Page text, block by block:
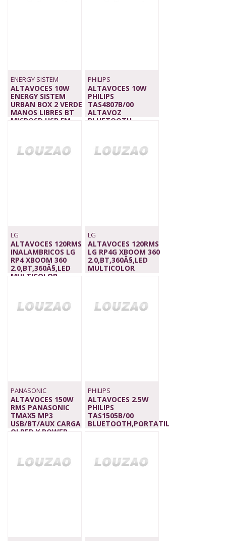
ENERGY SISTEM
ALTAVOCES 10W
ENERGY SISTEM
URBAN BOX 2 VERDE
MANOS LIBRES BT
MICROSD USB FM
PHILIPS
ALTAVOCES 10W
PHILIPS
TAS4807B/00
ALTAVOZ
BLUETOOTH,
LG
ALTAVOCES 120RMS
INALAMBRICOS LG
RP4 XBOOM 360
2.0,BT,360Â§,LED
MULTICOLOR
LG
ALTAVOCES 120RMS
LG RP4G XBOOM 360
2.0,BT,360Â§,LED
MULTICOLOR
PANASONIC
ALTAVOCES 150W
RMS PANASONIC
TMAX5 MP3
USB/BT/AUX CARGA
QI,RED Y POWER
PHILIPS
ALTAVOCES 2.5W
PHILIPS
TAS1505B/00
BLUETOOTH,PORTATIL